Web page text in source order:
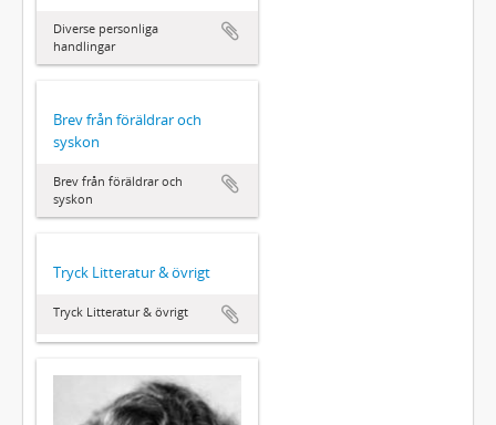
Diverse personliga
handlingar
Brev från föräldrar och
syskon
Brev från föräldrar och
syskon
Tryck Litteratur & övrigt
Tryck Litteratur & övrigt